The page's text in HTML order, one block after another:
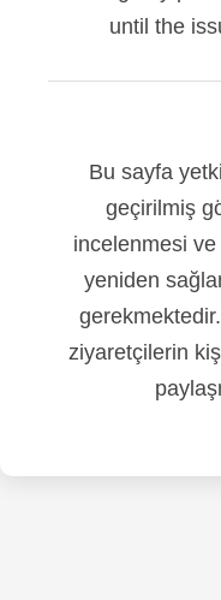
until the
Bu sayfa
geçirilmiş
incelenmesi
yeniden
ziyaretçilerin